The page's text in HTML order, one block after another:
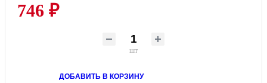
746 ₽
шт
ДОБАВИТЬ В КОРЗИНУ